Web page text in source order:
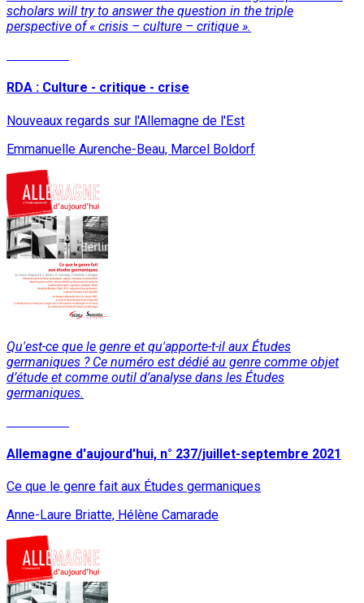
scholars will try to answer the question in the triple
perspective of « crisis – culture – critique ».
RDA : Culture - critique - crise
Nouveaux regards sur l'Allemagne de l'Est
Emmanuelle Aurenche-Beau, Marcel Boldorf
Qu'est-ce que le genre et qu'apporte-t-il aux Études
germaniques ? Ce numéro est dédié au genre comme objet
d’étude et comme outil d’analyse dans les Études
germaniques.
Allemagne d'aujourd'hui, n° 237/juillet-septembre 2021
Ce que le genre fait aux Études germaniques
Anne-Laure Briatte, Hélène Camarade